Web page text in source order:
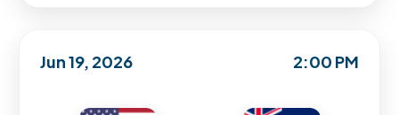
Jun 19, 2026 2:00 PM